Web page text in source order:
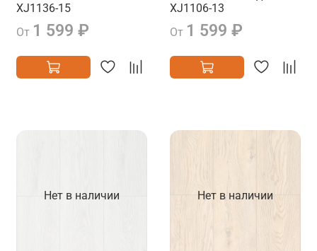
XJ1136-15
От 1 599 ₽
XJ1106-13
От 1 599 ₽
Нет в наличии Нет в наличии